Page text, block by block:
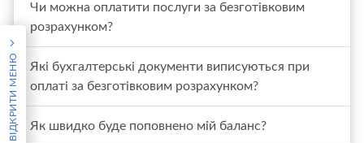
ВІДКРИТИ МЕНЮ
Чи можна оплатити послуги за безготівковим
розрахунком?
Які бухгалтерські документи виписуються при
оплаті за безготівковим розрахунком?
Як швидко буде поповнено мій баланс?